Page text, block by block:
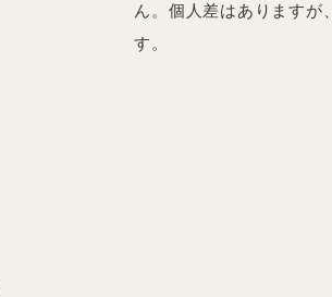
ん。個人差はありますが
す。